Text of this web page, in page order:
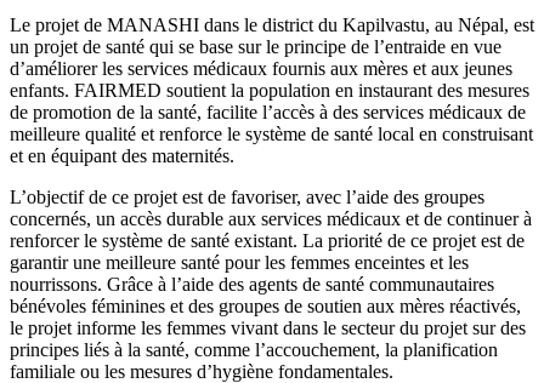
Le projet de MANASHI dans le district du Kapilvastu, au Népal, est
un projet de santé qui se base sur le principe de l’entraide en vue
d’améliorer les services médicaux fournis aux mères et aux jeunes
enfants. FAIRMED soutient la population en instaurant des mesures
de promotion de la santé, facilite l’accès à des services médicaux de
meilleure qualité et renforce le système de santé local en construisant
et en équipant des maternités.
L’objectif de ce projet est de favoriser, avec l’aide des groupes
concernés, un accès durable aux services médicaux et de continuer à
renforcer le système de santé existant. La priorité de ce projet est de
garantir une meilleure santé pour les femmes enceintes et les
nourrissons. Grâce à l’aide des agents de santé communautaires
bénévoles féminines et des groupes de soutien aux mères réactivés,
le projet informe les femmes vivant dans le secteur du projet sur des
principes liés à la santé, comme l’accouchement, la planification
familiale ou les mesures d’hygiène fondamentales.